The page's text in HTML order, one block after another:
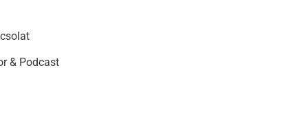
& Podcast